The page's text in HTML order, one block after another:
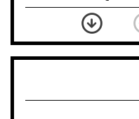
المناسب للقميص الأسود
نرى المستقبل من خلال
تصميماتنا.. كيف حجزت 1886